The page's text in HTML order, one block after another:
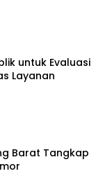
untuk Evaluasi
Layanan
Barat Tangkap